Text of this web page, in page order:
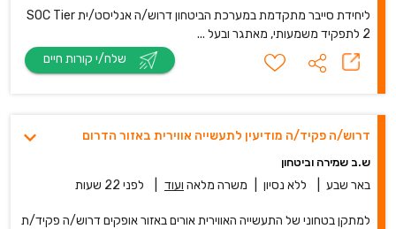
ליחידת סייבר מתקדמת במערכת הביטחון דרוש/ה אנליסט/ית SOC Tier
2 לתפקיד משמעותי, מאתגר ובעל ...
דרוש/ה פקיד/ה מודיעין לתעשייה אווירית באזור הדרום
ש.ב שמירה וביטחון
באר שבע ללא נסיון משרה מלאה ועוד לפני 22 שעות
למתקן בטחוני של התעשייה האווירית אורים באזור אופקים דרוש/ה פקיד/ת